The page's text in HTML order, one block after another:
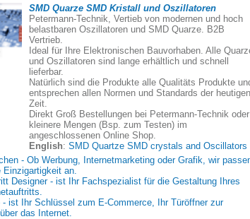
SMD Quarze SMD Kristall und Oszillatoren
Petermann-Technik, Vertieb von modernen und hoch
belastbaren Oszillatoren und SMD Quarze. B2B
Vertrieb.
Ideal für Ihre Elektronischen Bauvorhaben. Alle
und Oszillatoren sind lange erhältlich und schnell
lieferbar.
Natürlich sind die Produkte alle Qualitäts Produkte
entsprechen allen Normen und Standards der heutigen
Zeit.
Direkt Groß Bestellungen bei Petermann-Technik oder
kleinere Mengen (Bsp. zum Testen) im
angeschlossenen Online Shop.
English: SMD Quartze SMD crystals and Oscillators
- Ob Werbung, Internetmarketing oder Grafik, wir
Einzigartigkeit an.
Designer - ist Ihr Fachspezialist für die Gestaltung Ihres
- ist Ihr Schlüssel zum E-Commerce, Ihr Türöffner zur
das Internet.